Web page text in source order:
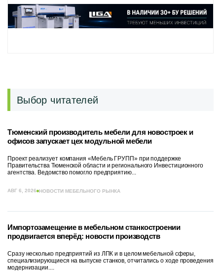
Выбор читателей
Тюменский производитель мебели для новостроек и
офисов запускает цех модульной мебели
Проект реализует компания «Мебель ГРУПП» при поддержке
Правительства Тюменской области и регионального Инвестиционного
агентства. Ведомство помогло предприятию...
АВГ 6, 2026 НОВОСТИ МЕБЕЛЬНОГО РЫНКА
Импортозамещение в мебельном станкостроении
продвигается вперёд: новости производств
Сразу несколько предприятий из ЛПК и в целом мебельной сферы,
специализирующиеся на выпуске станков, отчитались о ходе проведения
модернизации....